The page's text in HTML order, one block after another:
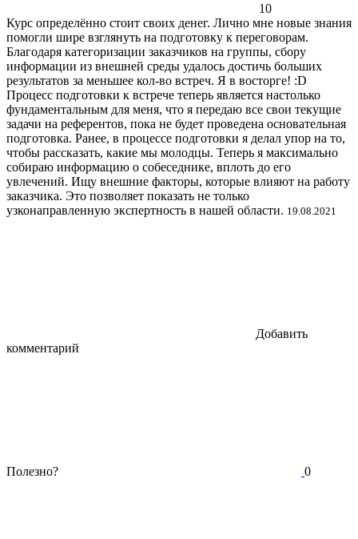
10
Курс определённо стоит своих денег. Лично мне новые знания
помогли шире взглянуть на подготовку к переговорам.
Благодаря категоризации заказчиков на группы, сбору
информации из внешней среды удалось достичь больших
результатов за меньшее кол-во встреч. Я в восторге! :D
Процесс подготовки к встрече теперь является настолько
фундаментальным для меня, что я передаю все свои текущие
задачи на референтов, пока не будет проведена основательная
подготовка. Ранее, в процессе подготовки я делал упор на то,
чтобы рассказать, какие мы молодцы. Теперь я максимально
собираю информацию о собеседнике, вплоть до его
увлечений. Ищу внешние факторы, которые влияют на работу
заказчика. Это позволяет показать не только
узконаправленную экспертность в нашей области. 19.08.2021
Добавить
комментарий
Полезно? 0